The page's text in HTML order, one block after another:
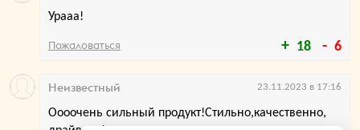
18 6
Урааа!
Пожаловаться
Оооочень сильный продукт!Стильно,качественно,
Неизвестный 23.11.2023 в 17:16